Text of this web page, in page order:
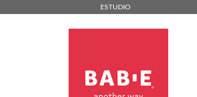
ESTUDIO